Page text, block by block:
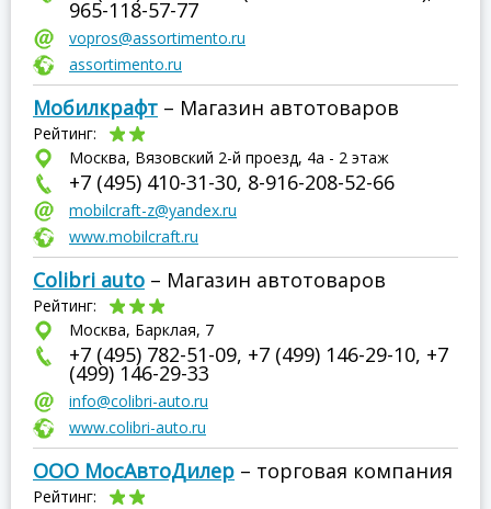
965-118-57-77
vopros@assortimento.ru
assortimento.ru
Мобилкрафт – Магазин автотоваров
Рейтинг:
Москва, Вязовский 2-й проезд, 4а - 2 этаж
+7 (495) 410-31-30, 8-916-208-52-66
mobilcraft-z@yandex.ru
www.mobilcraft.ru
Colibri auto – Магазин автотоваров
Рейтинг:
Москва, Барклая, 7
+7 (495) 782-51-09, +7 (499) 146-29-10, +7
(499) 146-29-33
info@colibri-auto.ru
www.colibri-auto.ru
ООО МосАвтоДилер – торговая компания
Рейтинг: